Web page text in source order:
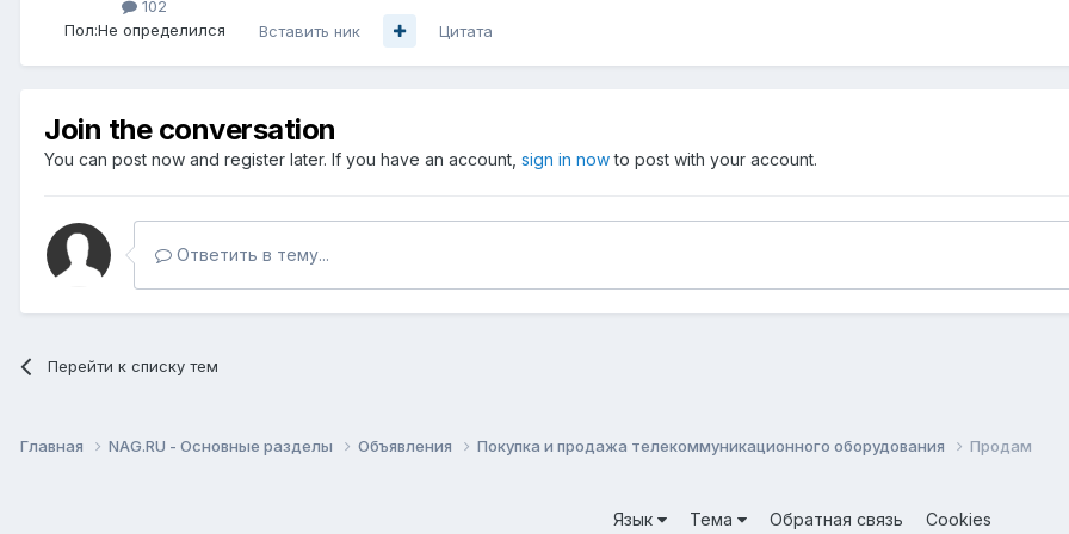
102
Пол:Не определился Вставить ник Цитата
Join the conversation
You can post now and register later. If you have an account, sign in nowto post with your account.
Ответить в тему...
Перейти к списку тем
Главная NAG.RU - Основные разделы Объявления Покупка и продажа телекоммуникационного оборудования Продам
Язык Тема Обратная связь Cookies